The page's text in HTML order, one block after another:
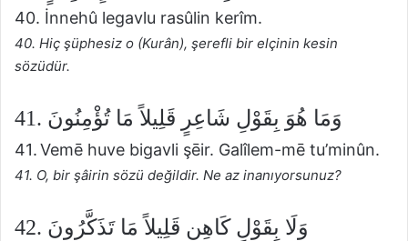
40. İnnehû legavlu rasûlin kerîm.
40. Hiç şüphesiz o (Kurân), şerefli bir elçinin kesin
sözüdür.
41. وَمَا هُوَ بِقَوْلِ شَاعِرٍ قَلِيلاً مَا تُؤْمِنُونَ
41. Vemē huve bigavli şēir. Galîlem-mē tu’minûn.
41. O, bir şâirin sözü değildir. Ne az inanıyorsunuz?
42. وَلَا بِقَوْلِ كَاهِنٍ قَلِيلاً مَا تَذَكَّرُونَ